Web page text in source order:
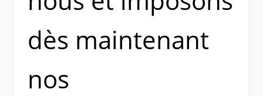
dès maintenant
nos